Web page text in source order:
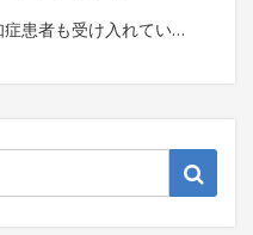
患者も受け入れてい…